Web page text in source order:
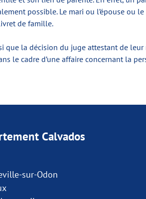
possible. Le mari ou l’épouse ou
de famille.
la décision du juge attestant de
le cadre d’une affaire concernant la
Calvados
sur-Odon